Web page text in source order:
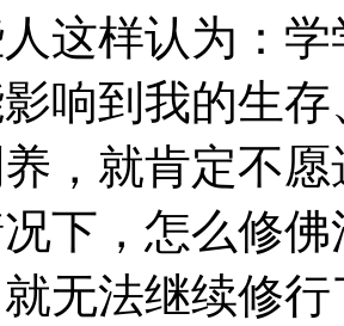
这样认为：
响到我的生
，就肯定不
下，怎么修
无法继续修行